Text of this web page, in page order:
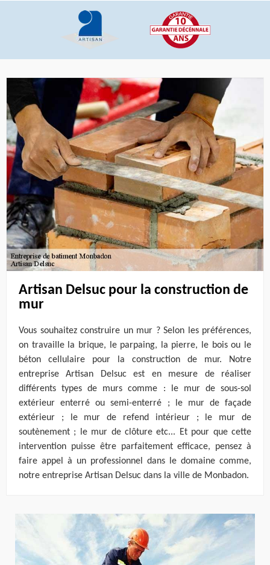
Artisan Delsuc pour la construction de
mur
Vous souhaitez construire un mur ? Selon les préférences,
on travaille la brique, le parpaing, la pierre, le bois ou le
béton cellulaire pour la construction de mur. Notre
entreprise Artisan Delsuc est en mesure de réaliser
différents types de murs comme : le mur de sous-sol
extérieur enterré ou semi-enterré ; le mur de façade
extérieur ; le mur de refend intérieur ; le mur de
soutènement ; le mur de clôture etc... Et pour que cette
intervention puisse être parfaitement efficace, pensez à
faire appel à un professionnel dans le domaine comme,
notre entreprise Artisan Delsuc dans la ville de Monbadon.